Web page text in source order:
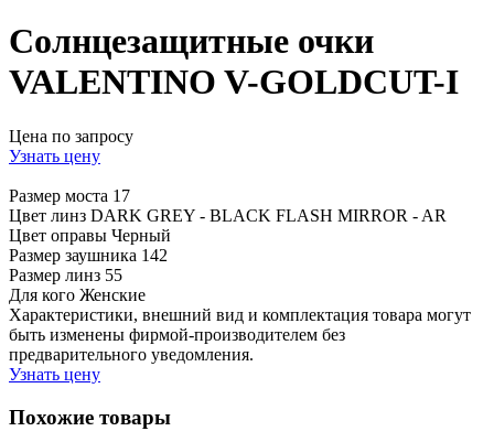
Солнцезащитные очки
VALENTINO V-GOLDCUT-I
Цена по запросу
Узнать цену
Размер моста 17
Цвет линз DARK GREY - BLACK FLASH MIRROR - AR
Цвет оправы Черный
Размер заушника 142
Размер линз 55
Для кого Женские
Характеристики, внешний вид и комплектация товара могут
быть изменены фирмой-производителем без
предварительного уведомления.
Узнать цену
Похожие товары